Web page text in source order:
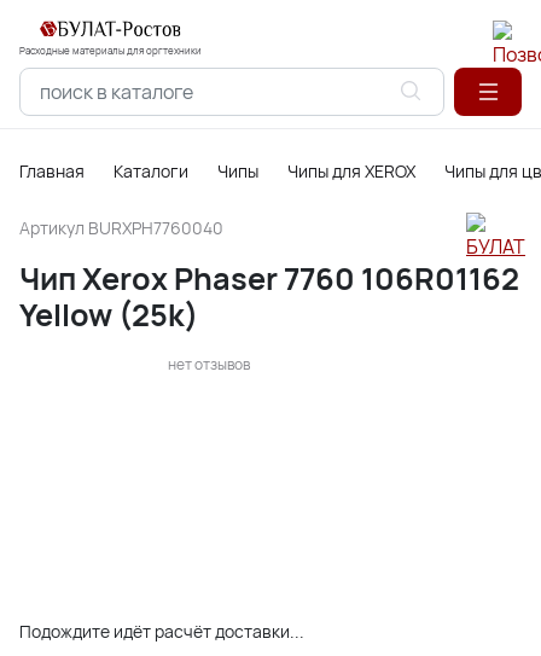
Расходные материалы для оргтехники
Главная Каталоги Чипы Чипы для XEROX Чипы для
Артикул BURXPH7760040
Чип Xerox Phaser 7760 106R01162
Yellow (25k)
нет отзывов
Подождите идёт расчёт доставки...